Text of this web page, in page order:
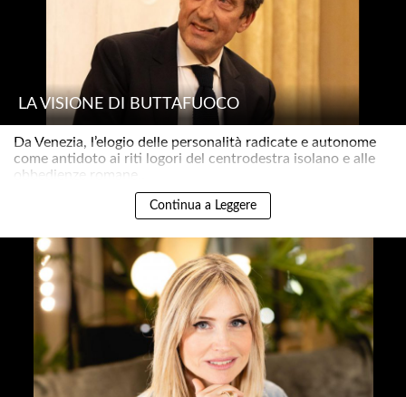
LA VISIONE DI BUTTAFUOCO
Da Venezia, l’elogio delle personalità radicate e autonome
come antidoto ai riti logori del centrodestra isolano e alle
obbedienze romane..
Continua a Leggere